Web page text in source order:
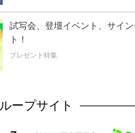
試写会、登壇イベント、サイ
ト！
プレゼント特集
ープサイト